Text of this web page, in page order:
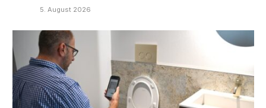
5. August 2026